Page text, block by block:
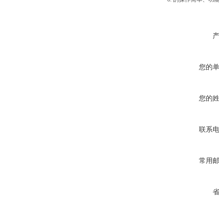
您的
您的
联系
常用